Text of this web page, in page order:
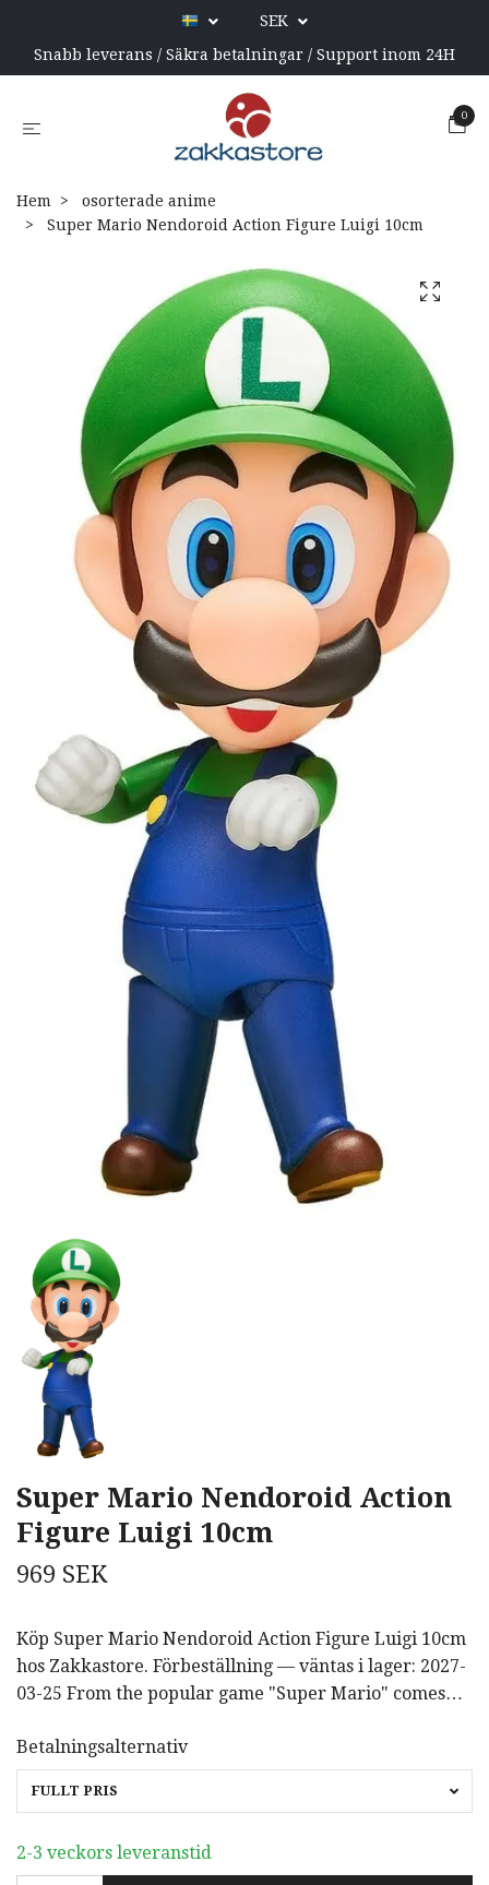
SEK
Snabb leverans / Säkra betalningar / Support inom 24H
0
Hem
osorterade anime
Super Mario Nendoroid Action Figure Luigi 10cm
Super Mario Nendoroid Action
Figure Luigi 10cm
969 SEK
Köp Super Mario Nendoroid Action Figure Luigi 10cm
hos Zakkastore. Förbeställning — väntas i lager: 2027-
03-25 From the popular game "Super Mario" comes…
Betalningsalternativ
FULLT PRIS
2-3 veckors leveranstid